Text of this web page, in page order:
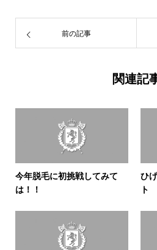
前の記事
関連記
今年脱毛に初挑戦してみて
は！！
ひ
ト